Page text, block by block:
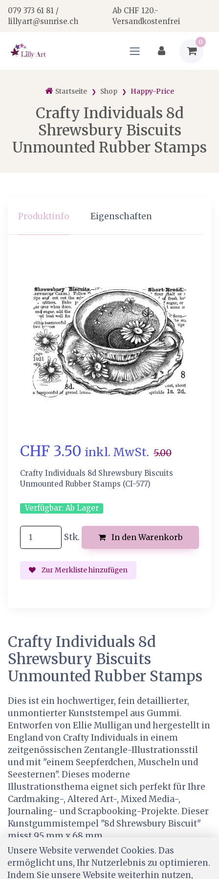
079 373 61 81 /
lillyart@sunrise.ch
Ab CHF 120.-
Versandkostenfrei
0
Startseite Shop Happy-Price
Crafty Individuals 8d
Shrewsbury Biscuits
Unmounted Rubber Stamps
Produktinfo Eigenschaften
CHF 3.50 inkl. MwSt. 5.00
Crafty Individuals 8d Shrewsbury Biscuits
Unmounted Rubber Stamps (CI-577)
Verfügbar: Ab Lager
Stk. In den Warenkorb
Zur Merkliste hinzufügen
Crafty Individuals 8d
Shrewsbury Biscuits
Unmounted Rubber Stamps
Dies ist ein hochwertiger, fein detaillierter,
unmontierter Kunststempel aus Gummi.
Entworfen von Ellie Mulligan und hergestellt in
England von Crafty Individuals in einem
zeitgenössischen Zentangle-Illustrationsstil
und mit "einem Seepferdchen, Muscheln und
Seesternen". Dieses moderne
Illustrationsthema eignet sich perfekt für Ihre
Cardmaking-, Altered Art-, Mixed Media-,
Journaling- und Scrapbooking-Projekte. Dieser
Kunstgummistempel "8d Shrewsbury Biscuit"
misst 95 mm x 68 mm.
Unsere Website verwendet Cookies. Das
ermöglicht uns, Ihr Nutzerlebnis zu optimieren.
Indem Sie unsere Website weiterhin nutzen,